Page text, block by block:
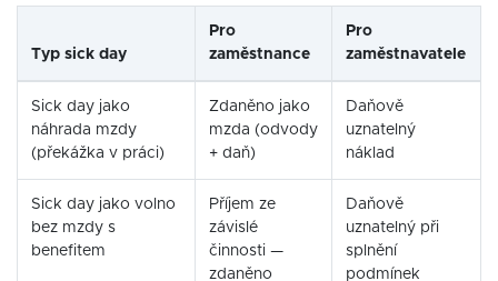
Typ sick day
Pro
zaměstnance
Pro
zaměstnavatele
Sick day jako
náhrada mzdy
(překážka v práci)
Zdaněno jako
mzda (odvody
+ daň)
Daňově
uznatelný
náklad
Sick day jako volno
bez mzdy s
benefitem
Příjem ze
závislé
činnosti —
zdaněno
Daňově
uznatelný při
splnění
podmínek